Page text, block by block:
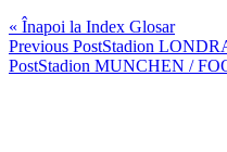
« Înapoi la Index Glosar
Post
navigation
Previous PostStadion
PostStadion MUNCHEN /